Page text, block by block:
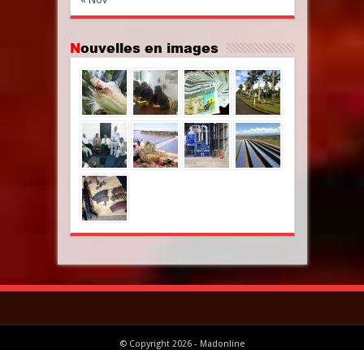
Nouvelles en images
© Copyright 2026 - Madonline